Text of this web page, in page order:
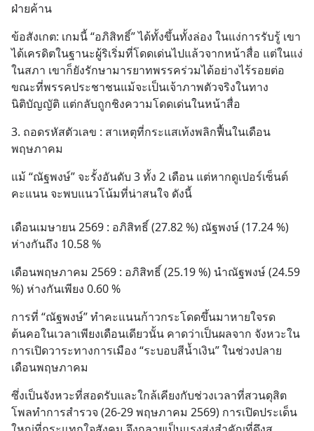
ฝ่ายค้าน
ข้อสังเกต: เกมนี้ “อภิสิทธิ์” ได้ทั้งขึ้นทั้งล่อง ในแง่การรับรู้ เขา
ได้เครดิตในฐานะผู้ริเริ่มที่โดดเด่นไปแล้วจากหน้าสื่อ แต่ในแง่
ในสภา เขาก็ยังรักษามารยาทพรรคร่วมได้อย่างไร้รอยต่อ
ขณะที่พรรคประชาชนแม้จะเป็นเจ้าภาพตัวจริงในทาง
นิติบัญญัติ แต่กลับถูกชิงความโดดเด่นในหน้าสื่อ
3. ถอดรหัสตัวเลข : สาเหตุที่กระแสเท้งพลิกฟื้นในเดือน
พฤษภาคม
แม้ “ณัฐพงษ์” จะรั้งอันดับ 3 ทั้ง 2 เดือน แต่หากดูเปอร์เซ็นต์
คะแนน จะพบแนวโน้มที่น่าสนใจ ดังนี้
เดือนเมษายน 2569 : อภิสิทธิ์ (27.82 %) ณัฐพงษ์ (17.24 %)
ห่างกันถึง 10.58 %
เดือนพฤษภาคม 2569 : อภิสิทธิ์ (25.19 %) นำณัฐพงษ์ (24.59
%) ห่างกันเพียง 0.60 %
การที่ “ณัฐพงษ์” ทำคะแนนก้าวกระโดดขึ้นมาหายใจรด
ต้นคอในเวลาเพียงเดือนเดียวนั้น คาดว่าเป็นผลจาก จังหวะใน
การเปิดวาระทางการเมือง “ระบอบสีน้ำเงิน” ในช่วงปลาย
เดือนพฤษภาคม
ซึ่งเป็นจังหวะที่สอดรับและใกล้เคียงกับช่วงเวลาที่สวนดุสิต
โพลทำการสำรวจ (26-29 พฤษภาคม 2569) การเปิดประเด็น